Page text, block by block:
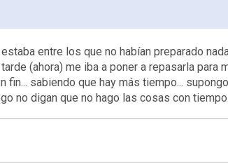
entre los que no habían preparado
(ahora) me iba a poner a repasarla para
sabiendo que hay más tiempo...
no digan que no hago las cosas con